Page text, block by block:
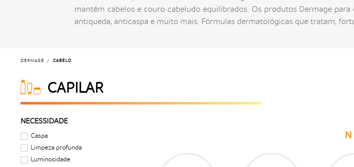
mantêm cabelos e couro cabeludo equilibrados. Os produtos Dermage
antiqueda, anticaspa e muito mais. Fórmulas dermatológicas que tratam,
DERMAGE CABELO
CAPILAR
NECESSIDADE
Caspa
Limpeza profunda
Luminosidade